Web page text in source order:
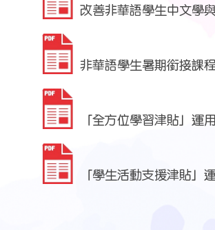
改善非華語學生中文學
非華語學生暑期銜接課
「全方位學習津貼」運
「學生活動支援津貼」